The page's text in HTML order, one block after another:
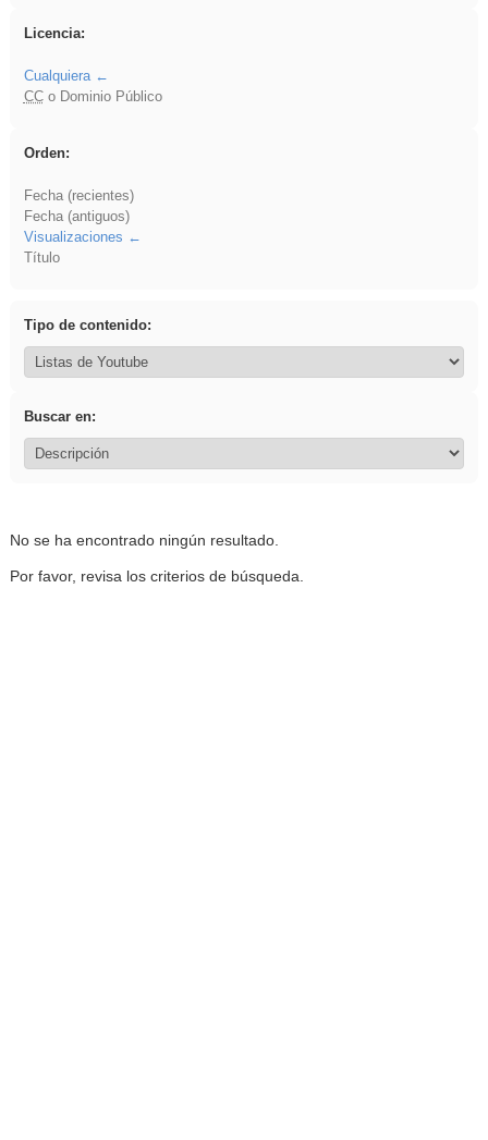
Licencia:
Cualquiera
CCo Dominio Público
Orden:
Fecha (recientes)
Fecha (antiguos)
Visualizaciones
Título
Tipo de contenido:
Buscar en:
No se ha encontrado ningún resultado.
Por favor, revisa los criterios de búsqueda.